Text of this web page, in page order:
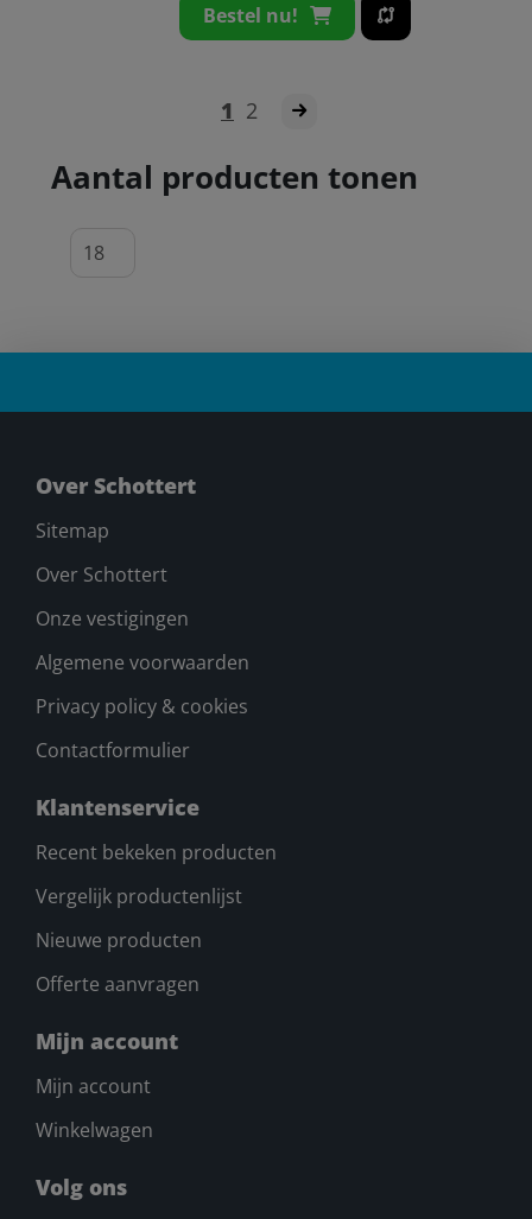
Bestel nu!
1 2
Aantal producten tonen
Over Schottert
Sitemap
Over Schottert
Onze vestigingen
Algemene voorwaarden
Privacy policy & cookies
Contactformulier
Klantenservice
Recent bekeken producten
Vergelijk productenlijst
Nieuwe producten
Offerte aanvragen
Mijn account
Mijn account
Winkelwagen
Volg ons